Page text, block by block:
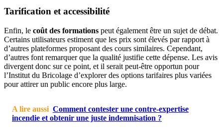
Tarification et accessibilité
Enfin, le coût des formations peut également être un sujet de débat.
Certains utilisateurs estiment que les prix sont élevés par rapport à
d’autres plateformes proposant des cours similaires. Cependant,
d’autres font remarquer que la qualité justifie cette dépense. Les avis
divergent donc sur ce point, et il serait peut-être opportun pour
l’Institut du Bricolage d’explorer des options tarifaires plus variées
pour attirer un public encore plus large.
A lire aussi Comment contester une contre-expertise
incendie et obtenir une juste indemnisation ?